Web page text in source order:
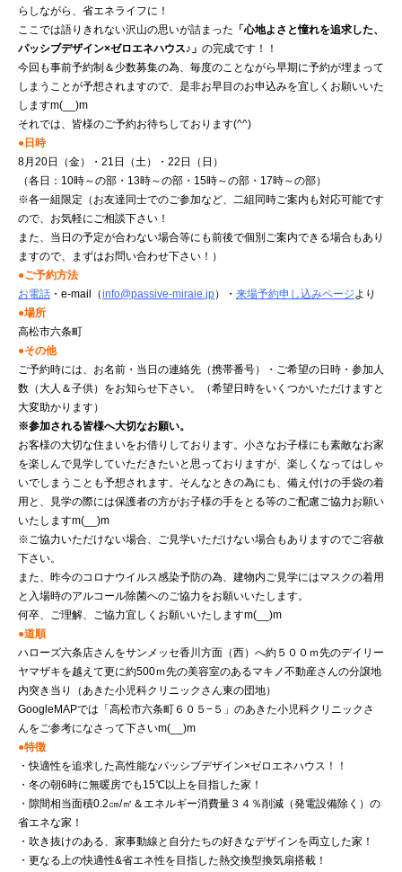
らしながら、省エネライフに！
ここでは語りきれない沢山の思いが詰まった 「心地よさと憧れを追求した、
パッシブデザイン×ゼロエネハウス♪」 の完成です！！
今回も事前予約制＆少数募集の為、毎度のことながら早期に予約が埋まって
しまうことが予想されますので、是非お早目のお申込みを宜しくお願いいた
しますm(__)m
それでは、皆様のご予約お待ちしております(^^)
●日時
8月20日（金）・21日（土）・22日（日）
（各日：10時～の部・13時～の部・15時～の部・17時～の部）
※各一組限定（お友達同士でのご参加など、二組同時ご案内も対応可能です
ので、お気軽にご相談下さい！
また、当日の予定が合わない場合等にも前後で個別ご案内できる場合もあり
ますので、まずはお問い合わせ下さい！）
●ご予約方法
お電話 ・e-mail（info@passive-miraie.jp）・ 来場予約申し込みページより
●場所
高松市六条町
●その他
ご予約時には、お名前・当日の連絡先（携帯番号）・ご希望の日時・参加人
数（大人＆子供）をお知らせ下さい。（希望日時をいくつかいただけますと
大変助かります）
※参加される皆様へ大切なお願い。
お客様の大切な住まいをお借りしております。小さなお子様にも素敵なお家
を楽しんで見学していただきたいと思っておりますが、楽しくなってはしゃ
いでしまうことも予想されます。そんなときの為にも、備え付けの手袋の着
用と、見学の際には保護者の方がお子様の手をとる等のご配慮ご協力お願い
いたしますm(__)m
※ご協力いただけない場合、ご見学いただけない場合もありますのでご容赦
下さい。
また、昨今のコロナウイルス感染予防の為、建物内ご見学にはマスクの着用
と入場時のアルコール除菌へのご協力をお願いいたします。
何卒、ご理解、ご協力宜しくお願いいたしますm(__)m
●道順
ハローズ六条店さんをサンメッセ香川方面（西）へ約５００ｍ先のデイリー
ヤマザキを越えて更に約500ｍ先の美容室のあるマキノ不動産さんの分譲地
内突き当り（あきた小児科クリニックさん東の団地）
GoogleMAPでは「高松市六条町６０５−５」のあきた小児科クリニックさ
んをご参考になさって下さいm(__)m
●特徴
・快適性を追求した高性能なパッシブデザイン×ゼロエネハウス！！
・冬の朝6時に無暖房でも15℃以上を目指した家！
・隙間相当面積0.2㎝/㎡＆エネルギー消費量３４％削減（発電設備除く）の
省エネな家！
・吹き抜けのある、家事動線と自分たちの好きなデザインを両立した家！
・更なる上の快適性&省エネ性を目指した熱交換型換気扇搭載！